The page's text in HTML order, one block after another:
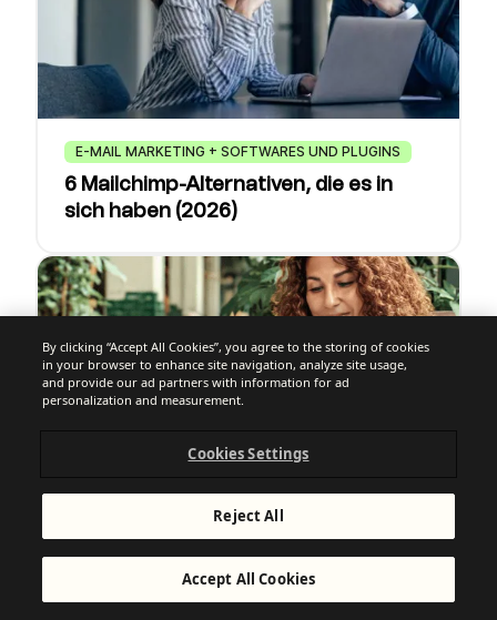
E-MAIL MARKETING + SOFTWARES UND PLUGINS
6 Mailchimp-Alternativen, die es in
sich haben (2026)
CRM
Was ist ein CRM-System? Bedeutung,
Funktionen & Vorteile
By clicking “Accept All Cookies”, you agree to the storing of cookies
in your browser to enhance site navigation, analyze site usage,
and provide our ad partners with information for ad
personalization and measurement.
Cookies Settings
Reject All
Accept All Cookies